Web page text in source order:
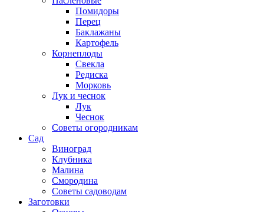
Помидоры
Перец
Баклажаны
Картофель
Корнеплоды
Свекла
Редиска
Морковь
Лук и чеснок
Лук
Чеснок
Советы огородникам
Сад
Виноград
Клубника
Малина
Смородина
Советы садоводам
Заготовки